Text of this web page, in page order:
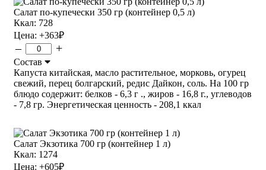
Салат по-купечески 350 гр (контейнер 0,5 л)
Ккал: 728
Цена: +363₽
– +
Состав
Капуста китайская, масло растительное, морковь, огурец
свежий, перец болгарский, редис Дайкон, соль. На 100 гр
блюдо содержит: белков - 6,3 г ., жиров - 16,8 г., углеводов
- 7,8 гр. Энергетическая ценность - 208,1 ккал
Салат Экзотика 700 гр (контейнер 1 л)
Ккал: 1274
Цена: +605₽